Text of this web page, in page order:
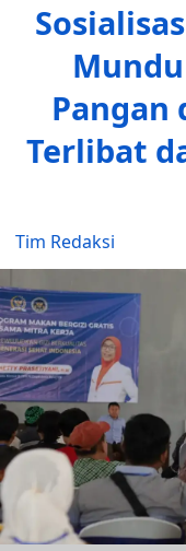
Pangan
Terlibat
Tim Redaksi